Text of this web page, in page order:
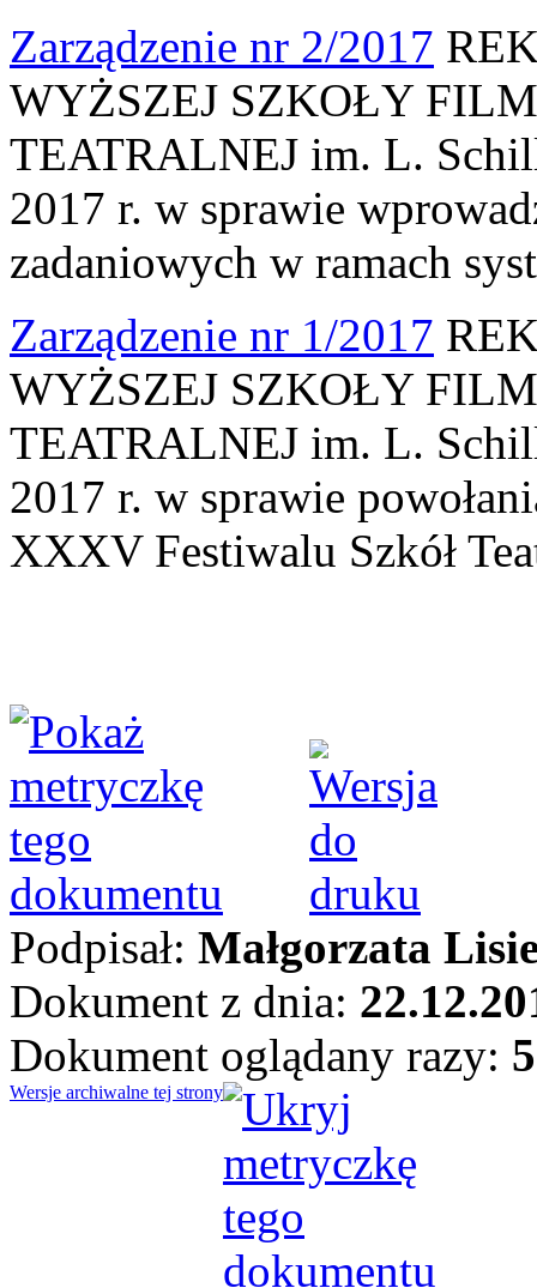
Zarządzenie nr 2/2017
WYŻSZEJ SZKOŁY
TEATRALNEJ im. L.
2017 r. w sprawie
zadaniowych w ramach
Zarządzenie nr 1/2017
WYŻSZEJ SZKOŁY
TEATRALNEJ im. L.
2017 r. w sprawie
XXXV Festiwalu Szkół
Podpisał: Małgorzata
Dokument z dnia:
Dokument oglądany razy:
Wersje archiwalne tej strony